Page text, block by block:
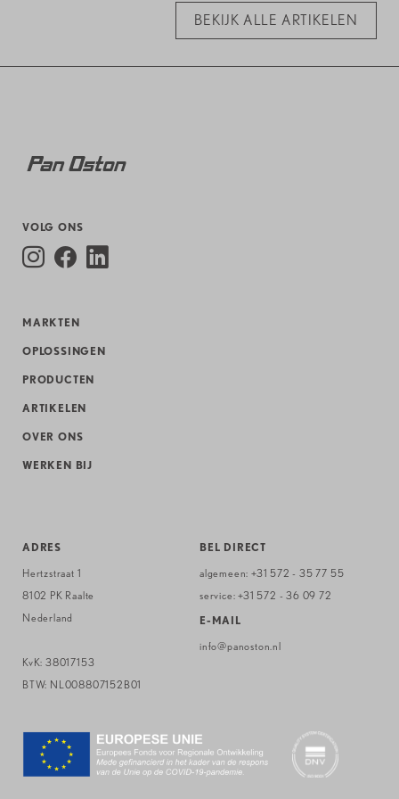
BEKIJK ALLE ARTIKELEN
VOLG ONS
MARKTEN
OPLOSSINGEN
PRODUCTEN
ARTIKELEN
OVER ONS
WERKEN BIJ
ADRES
Hertzstraat 1
8102 PK Raalte
Nederland
KvK: 38017153
BTW: NL008807152B01
BEL DIRECT
algemeen: +31 572 - 35 77 55
service:+31 572 - 36 09 72
E-MAIL
info@panoston.nl